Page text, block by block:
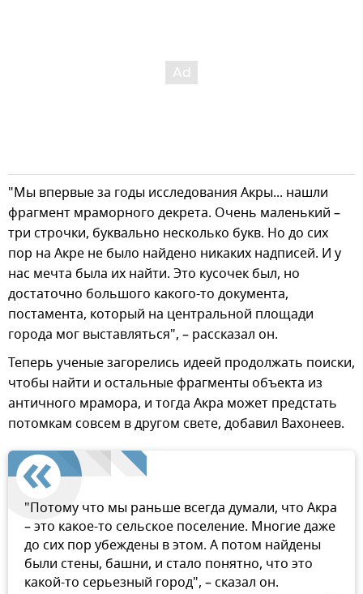
"Мы впервые за годы исследования Акры... нашли
фрагмент мраморного декрета. Очень маленький –
три строчки, буквально несколько букв. Но до сих
пор на Акре не было найдено никаких надписей. И у
нас мечта была их найти. Это кусочек был, но
достаточно большого какого-то документа,
постамента, который на центральной площади
города мог выставляться", – рассказал он.
Теперь ученые загорелись идеей продолжать поиски,
чтобы найти и остальные фрагменты объекта из
античного мрамора, и тогда Акра может предстать
потомкам совсем в другом свете, добавил Вахонеев.
"Потому что мы раньше всегда думали, что Акра
– это какое-то сельское поселение. Многие даже
до сих пор убеждены в этом. А потом найдены
были стены, башни, и стало понятно, что это
какой-то серьезный город", – сказал он.